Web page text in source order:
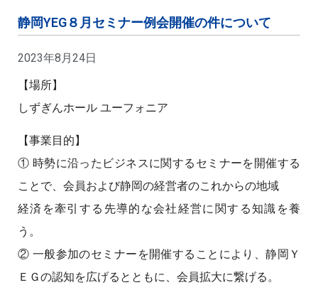
静岡YEG８月セミナー例会開催の件について
2023年8月24日
【場所】
しずぎんホール ユーフォニア
【事業目的】
① 時勢に沿ったビジネスに関するセミナーを開催する
ことで、会員および静岡の経営者のこれからの地域
経済を牽引する先導的な会社経営に関する知識を養
う。
② 一般参加のセミナーを開催することにより、静岡Ｙ
ＥＧの認知を広げるとともに、会員拡大に繋げる。